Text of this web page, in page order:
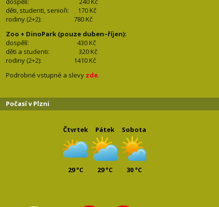
děti, studenti, senioři: 170 Kč
rodiny (2+2): 780 Kč
Zoo + DinoPark (pouze duben–říjen):
dospělí: 430 Kč
děti a studenti: 320 Kč
rodiny (2+2): 1410 Kč
Podrobné vstupné a slevy zde.
Počasí v Plzni
Čtvrtek
29 °C
Pátek
29 °C
Sobota
30 °C